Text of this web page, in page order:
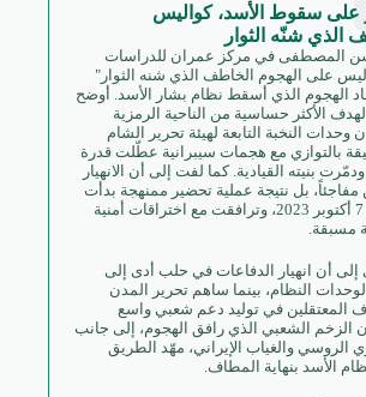
على سقوط الأسد، كواليس
الذي شنّه الثوار
المصطفى في مركز عمران للدراسات
على الهجوم الخاطف الذي شنه الثوار"
الهجوم الذي أسقط نظام بشار الأسد. أوضح
الأكثر حساسية من الناحية الرمزية
وحدات النخبة التابعة لهيئة تحرير الشام
بالتوازي مع هجمات سيبرانية عطّلت قدرة
بنيته القيادية. كما لفت إلى أن الانهيار
بل نتيجة عملية تحضير ممنهجة بدأت
فعلياً بعد هجمات 7 أكتوبر 2023، وترافقت مع اختراقات أمنية
مسبقة.
أن انهيار الدفاعات في حلب أدى إلى
النظام، بينما ساهم تحرير المدن
المعتقلين في توليد دعم شعبي واسع
الزخم الشعبي الذي رافق الهجوم، إلى جانب
الروسي والغياب الإيراني، مهّد الطريق
الأسد بنهاية المطاف.